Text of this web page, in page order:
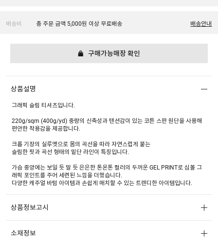
배송비 총 주문 금액 5,000원 이상 무료배송 배송안내
구매가능매장 확인
상품설명
그래픽 슬림 티셔츠입니다.
220g/sqm (400g/yd) 중량의 신축성과 텐션감이 있는 코튼 스판 원단을 사용해
편안한 착용감을 제공합니다.
크롭 기장의 실루엣으로 몸의 곡선을 따라 자연스럽게 붙는
슬림한 핏과 곡선 형태의 밑단 라인이 특징입니다.
가슴 중앙에는 보일 듯 말 듯 은은한 톤온톤 컬러의 두꺼운 GEL PRINT로 심볼 그
래픽 포인트를 주어 세련된 느낌을 더했습니다.
다양한 캐주얼 바텀 아이템과 손쉽게 매치할 수 있는 트렌디한 아이템입니다.
상품정보고시
소재정보